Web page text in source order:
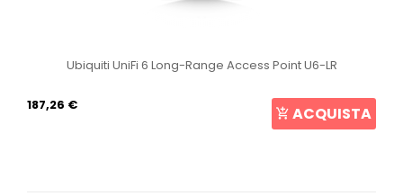
Ubiquiti UniFi 6 Long-Range Access Point U6-LR
187,26 € ACQUISTA